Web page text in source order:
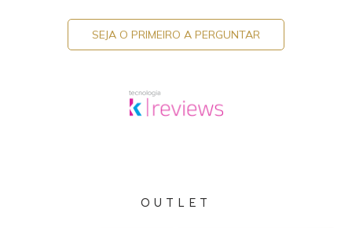
SEJA O PRIMEIRO A PERGUNTAR
OUTLET